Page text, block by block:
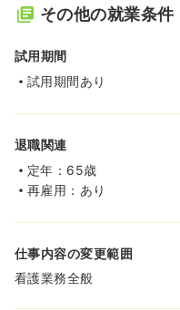
その他の就業条件
試用期間
試用期間あり
退職関連
定年：65歳
再雇用：あり
仕事内容の変更範囲
看護業務全般